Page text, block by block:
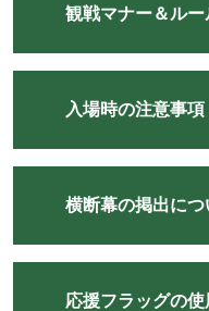
観戦マナー＆ルー
入場時の注意事項
横断幕の掲出につ
応援フラッグの